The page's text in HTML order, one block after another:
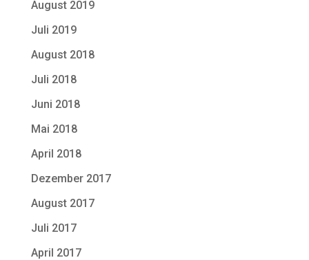
August 2019
Juli 2019
August 2018
Juli 2018
Juni 2018
Mai 2018
April 2018
Dezember 2017
August 2017
Juli 2017
April 2017